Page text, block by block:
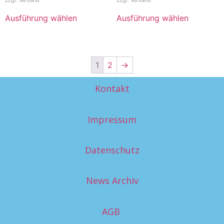
Ausführung wählen Ausführung wählen
1 2 →
Kontakt
Impressum
Datenschutz
News Archiv
AGB